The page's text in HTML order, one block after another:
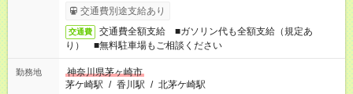
交通費別途支給あり
交通費
交通費全額支給 ■ガソリン代も全額支給（規定あ
り） ■無料駐車場もご相談ください
勤務地
神奈川県茅ヶ崎市
茅ケ崎駅 / 香川駅 / 北茅ケ崎駅